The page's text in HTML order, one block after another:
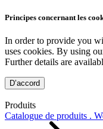
Principes concernant les
In order to provide you
uses cookies. By using
Further details are
D’accord
Produits
Catalogue de produits .